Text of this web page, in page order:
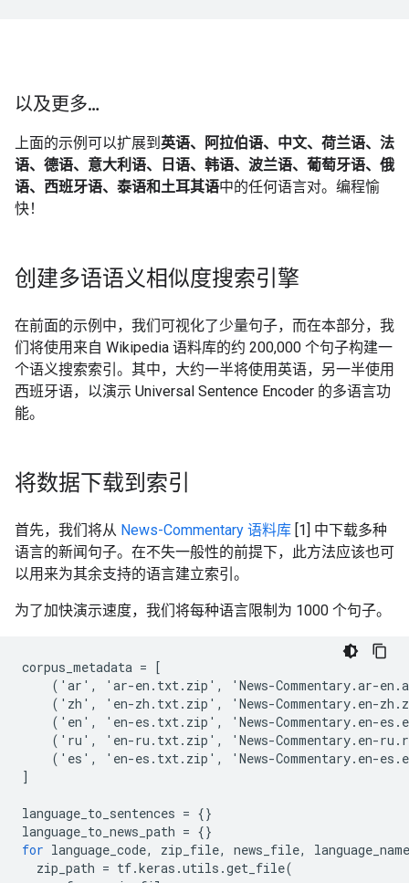
以及更多…
上面的示例可以扩展到 英语、阿拉伯语、中文、荷兰语、法
语、德语、意大利语、日语、韩语、波兰语、葡萄牙语、俄
语、西班牙语、泰语和土耳其语中的任何语言对。编程愉
快！
创建多语语义相似度搜索引擎
在前面的示例中，我们可视化了少量句子，而在本部分，我
们将使用来自 Wikipedia 语料库的约 200,000 个句子构建一
个语义搜索索引。其中，大约一半将使用英语，另一半使用
西班牙语，以演示 Universal Sentence Encoder 的多语言功
能。
将数据下载到索引
首先，我们将从 News-Commentary 语料库 [1] 中下载多种
语言的新闻句子。在不失一般性的前提下，此方法应该也可
以用来为其余支持的语言建立索引。
为了加快演示速度，我们将每种语言限制为 1000 个句子。
corpus_metadata = [
('ar', 'ar-en.txt.zip', 'News-Commentary.ar-
('zh', 'en-zh.txt.zip', 'News-Commentary.en-
('en', 'en-es.txt.zip', 'News-Commentary.en-
('ru', 'en-ru.txt.zip', 'News-Commentary.en-
('es', 'en-es.txt.zip', 'News-Commentary.en-
]
language_to_sentences = {}
language_to_news_path = {}
for language_code, zip_file, news_file,
language_name
zip_path = tf.keras .utils .get_file(